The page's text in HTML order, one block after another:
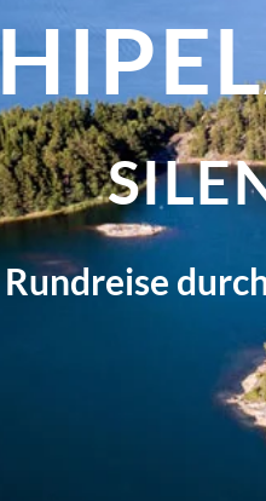
Rundreise